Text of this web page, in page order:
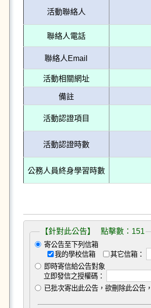
活動聯絡人
聯絡人電話
聯絡人Email
活動相關網址
備註
活動認證項目
活動認證時數
公務人員終身學習時數
【針對此公告】 點擊數：151
寄公告至下列信箱
我的學校信箱
其它信箱：
即時寄信給公告對象
立即發信之授權碼：
已批次寄出此公告，欲刪除此公告